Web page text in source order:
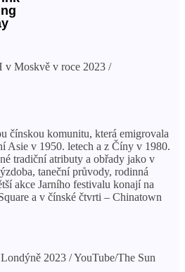
Moskvě v roce 2023 /
čínskou komunitu, která emigrovala
Asie v 1950. letech a z Číny v 1980.
tradiční atributy a obřady jako v
taneční průvody, rodinná
akce Jarního festivalu konají na
a v čínské čtvrti – Chinatown
2023 / YouTube/The Sun